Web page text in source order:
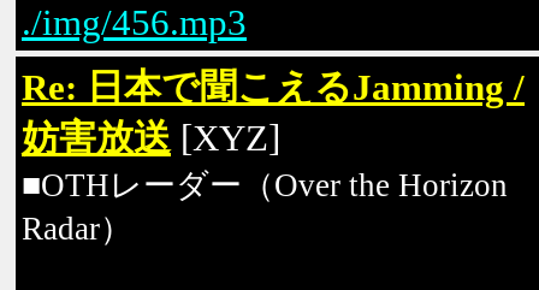
./img/456.mp3
Re: 日本で聞こえるJamming /
妨害放送 [XYZ]
■OTHレーダー（Over the Horizon
Radar）